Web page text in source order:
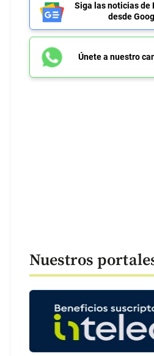
49 segundos
Siga las noticias de
desde
Únete a nuestro
Nuestros